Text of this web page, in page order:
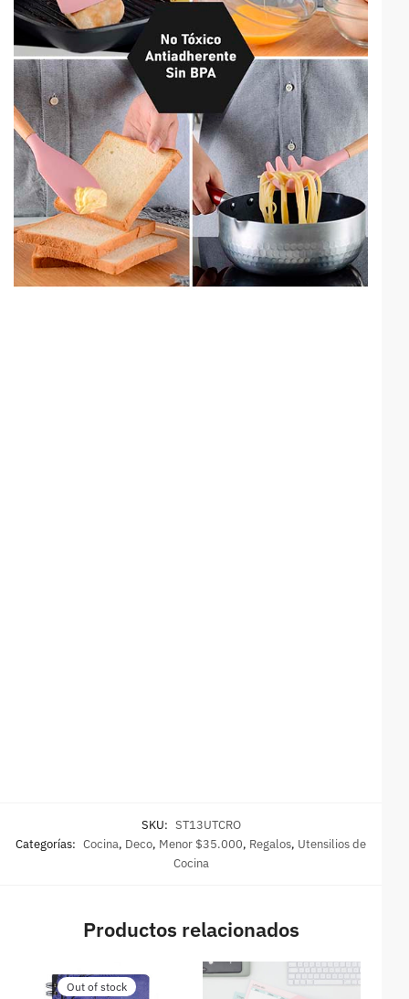
SKU: ST13UTCRO
Categorías: Cocina, Deco, Menor $35.000, Regalos, Utensilios de
Cocina
Productos relacionados
Out of stock